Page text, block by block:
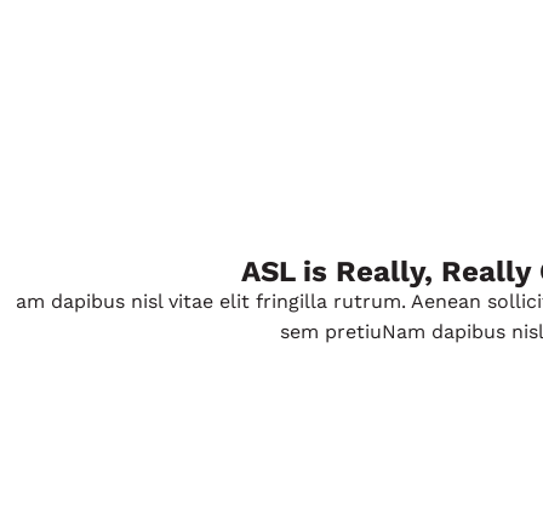
ASL is Really, Really
am dapibus nisl vitae elit fringilla rutrum. Aenean
sem pretiuNam dapibus